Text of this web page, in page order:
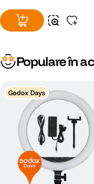
Populare în
Godox Days